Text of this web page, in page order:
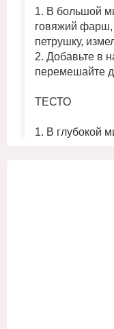
1. В большой
говяжий фарш,
петрушку,
2. Добавьте в
перемешайте
ТЕСТО
1. В глубокой